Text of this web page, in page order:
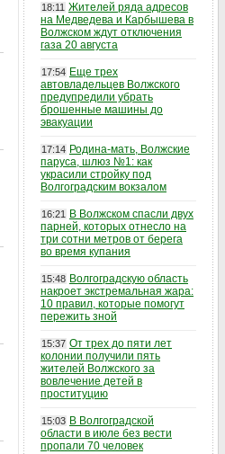
18:11 Жителей ряда адресов
на Медведева и Карбышева в
Волжском ждут отключения
газа 20 августа
17:54 Еще трех
автовладельцев Волжского
предупредили убрать
брошенные машины до
эвакуации
17:14 Родина-мать, Волжские
паруса, шлюз №1: как
украсили стройку под
Волгоградским вокзалом
16:21
В Волжском спасли двух
парней, которых отнесло на
три сотни метров от берега
во время купания
15:48 Волгоградскую область
накроет экстремальная жара:
10 правил, которые помогут
пережить зной
15:37 От трех до пяти лет
колонии получили пять
жителей Волжского за
вовлечение детей в
проституцию
15:03 В Волгоградской
области в июле без вести
пропали 70 человек